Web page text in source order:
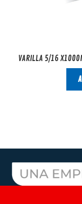
VARILLA 5/16